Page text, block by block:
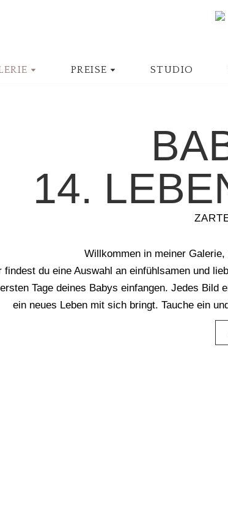
PREISE STUDIO
14.
Willkommen in meiner
findest du eine Auswahl an einfühlsamen und
Tage deines Babys einfangen. Jedes Bild
ein neues Leben mit sich bringt. Tauche ein